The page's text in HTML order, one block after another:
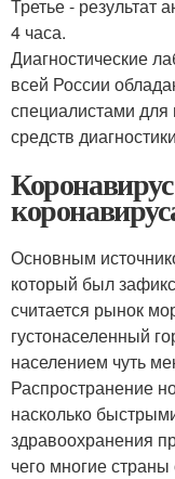
Третье - результат
4 часа.
Диагностические
всей России
специалистами
средств
Основным
который был
считается рынок
густонаселенный
населением чуть
Распространение
насколько
здравоохранения
чего многие